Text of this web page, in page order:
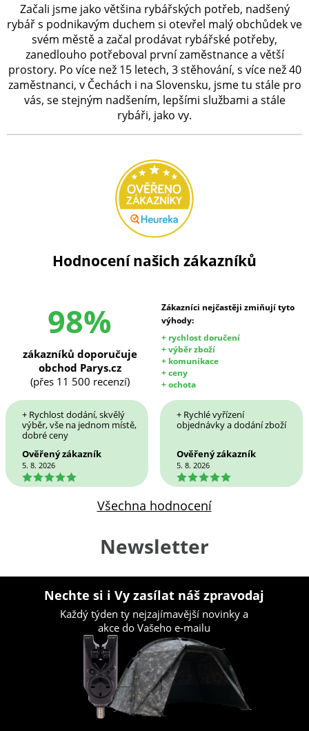
Začali jsme jako většina rybářských potřeb, nadšený
rybář s podnikavým duchem si otevřel malý obchůdek ve
svém městě a začal prodávat rybářské potřeby,
zanedlouho potřeboval první zaměstnance a větší
prostory. Po více než 15 letech, 3 stěhování, s více než 40
zaměstnanci, v Čechách i na Slovensku, jsme tu stále pro
vás, se stejným nadšením, lepšími službami a stále
rybáři, jako vy.
Hodnocení našich zákazníků
98%
Zákazníci nejčastěji zmiňují tyto
výhody:
+ rychlost doručení
+ výběr zboží
+ komunikace
+ ceny
+ ochota
zákazníků doporučuje
obchod Parys.cz
(přes 11 500 recenzí)
+ Rychlost dodání, skvělý
výběr, vše na jednom místě,
dobré ceny
Ověřený zákazník
5. 8. 2026
5
+ Rychlé vyřízení
objednávky a dodání zboží
Ověřený zákazník
5. 8. 2026
5
Všechna hodnocení
Newsletter
Nechte si i Vy zasílat náš zpravodaj
Každý týden ty nejzajímavější novinky a
akce do Vašeho e-mailu